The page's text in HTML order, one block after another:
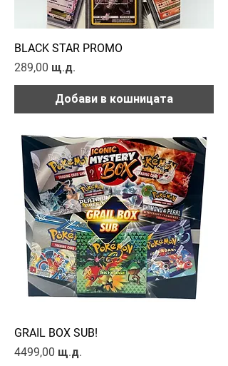
BLACK STAR PROMO
Цена
289,00 щ.д.
Добави в кошницата
GRAIL BOX SUB!
Цена
4499,00 щ.д.